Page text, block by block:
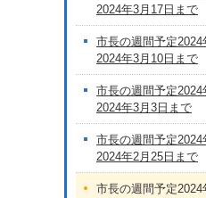
2024年3月17日まで
市長の週間予定2024
2024年3月10日まで
市長の週間予定2024
2024年3月3日まで
市長の週間予定2024
2024年2月25日まで
市長の週間予定2024